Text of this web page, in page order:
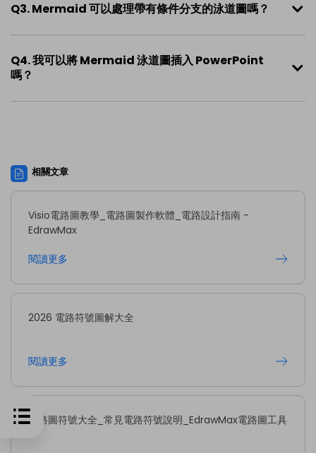
Q3. Mermaid 可以處理帶有條件分支的泳道圖嗎？
Q4. 我可以將 Mermaid 泳道圖插入 PowerPoint
嗎？
相關文章
Visio電路圖教學_電路圖製作軟體_電路設計指南 -
EdrawMax
閱讀更多
2026 電路符號圖解大全
閱讀更多
電路圖符號大全_常見電路符號說明_EdrawMax電路圖工具